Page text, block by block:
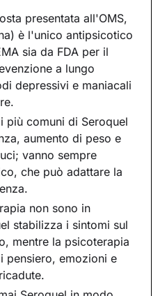
d'uso
due strumenti nel
presentata all'OMS,
è l'unico antipsicotico
sia da FDA per il
a lungo
depressivi e maniacali
più comuni di Seroquel
aumento di peso e
vanno sempre
che può adattare la
non sono in
stabilizza i sintomi sul
mentre la psicoterapia
pensiero, emozioni e